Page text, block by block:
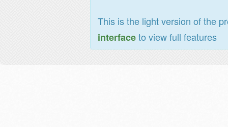
This is the light version of the
interfaceto view full features